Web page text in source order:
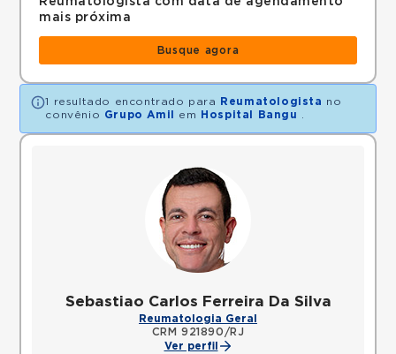
mais próxima
Busque agora
1 resultado encontrado para Reumatologista no
convênio Grupo Amil em Hospital Bangu
Sebastiao Carlos Ferreira Da Silva
Reumatologia Geral
CRM 921890/RJ
Ver perfil